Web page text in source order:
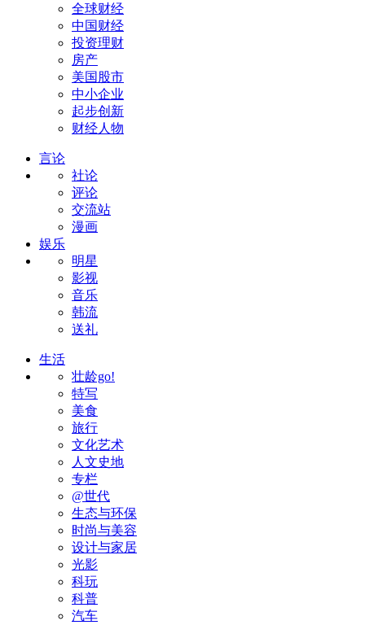
全球财经
中国财经
投资理财
房产
美国股市
中小企业
起步创新
财经人物
言论
社论
评论
交流站
漫画
娱乐
明星
影视
音乐
韩流
送礼
生活
壮龄go!
特写
美食
旅行
文化艺术
人文史地
专栏
@世代
生态与环保
时尚与美容
设计与家居
光影
科玩
科普
汽车